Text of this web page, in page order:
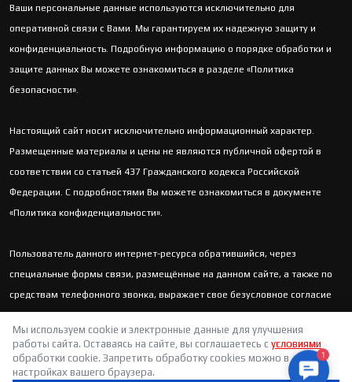
Ваши персональные данные используются исключительно для
оперативной связи с Вами. Мы гарантируем их надежную защиту и
конфиденциальность. Подробную информацию о порядке обработки и
защите данных Вы можете ознакомиться в разделе «Политика
безопасности».
Настоящий сайт носит исключительно информационный характер.
Размещенные материалы и цены не являются публичной офертой в
соответствии со статьей 437 Гражданского кодекса Российской
Федерации. С подробностями Вы можете ознакомиться в документе
«Политика конфиденциальности».
Пользователь данного интернет-ресурса обратившийся, через
специальные формы связи, размещённые на данном сайте, а также по
средствам телефонного звонка, выражает свое безусловное согласие
продолжить устную или письменную коммуникацию с помощью
электронных средств связи, в т.ч.: sms-информирование, e-mail-
рассылка и т.п. и т.д.
Мы используем cookie и электронные данные для улучшения
работы сайта. Оставаясь на сайте, вы соглашаетесь с условиями
обработки cookie. Запретить обработку cookies можно в
настройках вашего браузера.